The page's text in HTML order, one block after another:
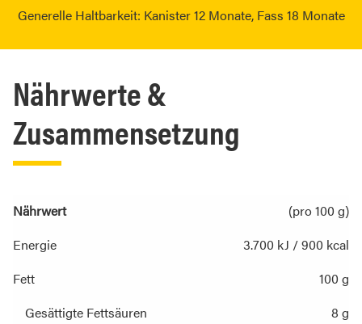
Generelle Haltbarkeit: Kanister 12 Monate, Fass 18 Monate
Nährwerte &
Zusammensetzung
Nährwert
(pro 100 g)
Energie
3.700 kJ / 900 kcal
Fett
100 g
Gesättigte Fettsäuren
8 g